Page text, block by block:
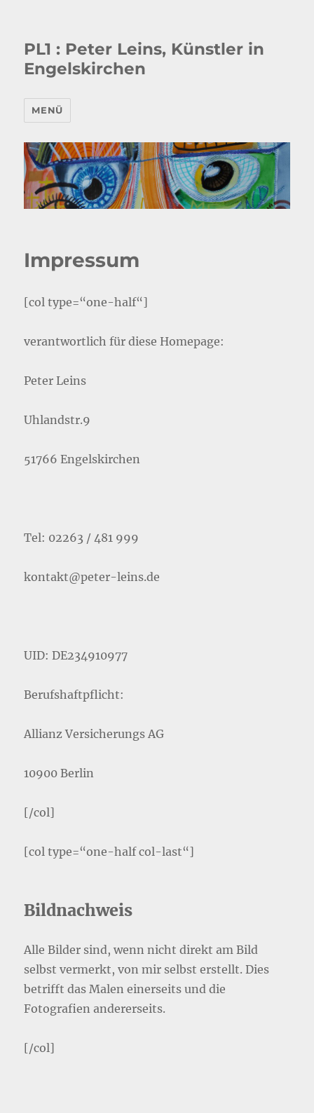
PL1 : Peter Leins, Künstler in
Engelskirchen
MENÜ
Impressum
[col type=“one-half“]
verantwortlich für diese Homepage:
Peter Leins
Uhlandstr.9
51766 Engelskirchen
Tel: 02263 / 481 999
kontakt@peter-leins.de
UID: DE234910977
Berufshaftpflicht:
Allianz Versicherungs AG
10900 Berlin
[/col]
[col type=“one-half col-last“]
Bildnachweis
Alle Bilder sind, wenn nicht direkt am Bild
selbst vermerkt, von mir selbst erstellt. Dies
betrifft das Malen einerseits und die
Fotografien andererseits.
[/col]